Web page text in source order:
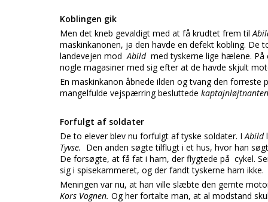
Koblingen gik
Men det kneb gevaldigt med at få krudtet frem til
maskinkanonen, ja den havde en defekt kobling.
landevejen modAbild med tyskerne lige hælene.
nogle magasiner med sig efter at de havde skjult
En maskinkanon åbnede ilden og tvang den
mangelfulde vejspærring besluttede
Forfulgt af soldater
De to elever blev nu forfulgt af tyske soldater. IAbild
Tyvse. Den anden søgte tilflugt i et hus, hvor han
De forsøgte, at få fat i ham, der flygtede på cykel.
sig i spisekammeret, og der fandt tyskerne ham ikke.
Meningen var nu, at han ville slæbte den gemte
Kors Vognen. Og her fortalte man, at al modstand